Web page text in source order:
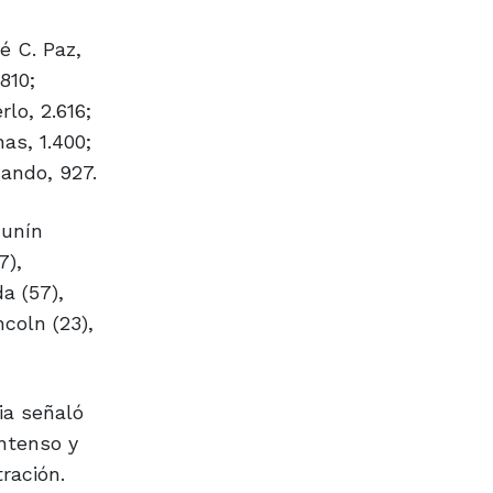
C. Paz,
2.616;
1.400;
927.
(57),
(23),
señaló
y